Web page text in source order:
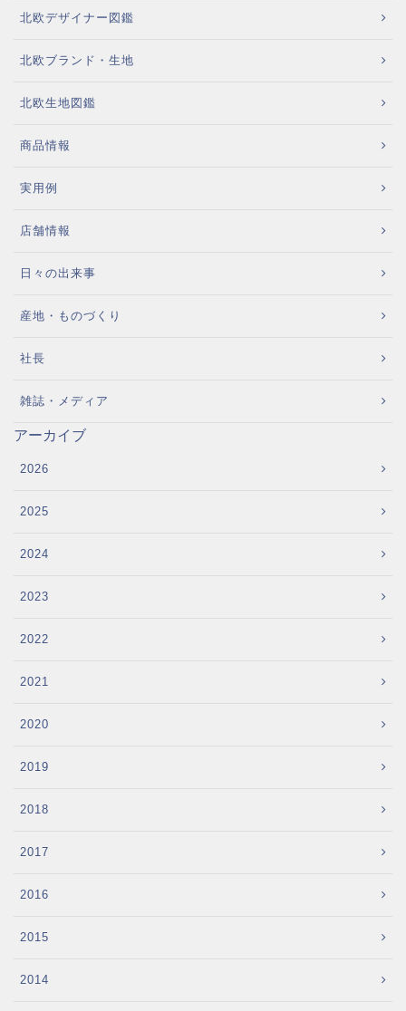
北欧デザイナー図鑑
北欧ブランド・生地
北欧生地図鑑
商品情報
実用例
店舗情報
日々の出来事
産地・ものづくり
社長
雑誌・メディア
アーカイブ
2026
2025
2024
2023
2022
2021
2020
2019
2018
2017
2016
2015
2014